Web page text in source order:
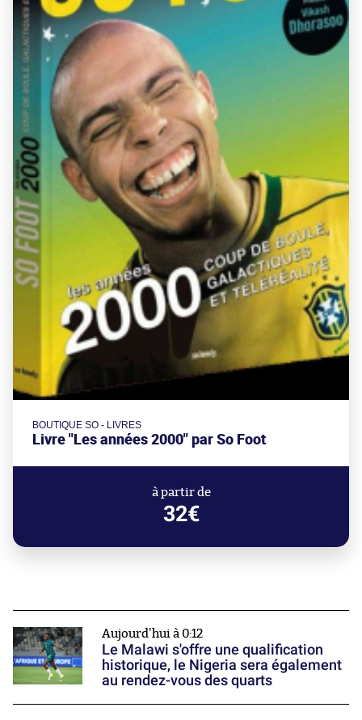
BOUTIQUE SO - LIVRES
Livre "Les années 2000" par So Foot
à partir de
32€
Aujourd'hui à 0:12
Le Malawi s'offre une qualification
historique, le Nigeria sera également
au rendez-vous des quarts